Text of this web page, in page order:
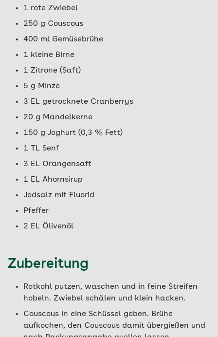
1 rote Zwiebel
250 g Couscous
400 ml Gemüsebrühe
1 kleine Birne
1 Zitrone (Saft)
5 g Minze
3 EL getrocknete Cranberrys
20 g Mandelkerne
150 g Joghurt (0,3 % Fett)
1 TL Senf
3 EL Orangensaft
1 EL Ahornsirup
Jodsalz mit Fluorid
Pfeffer
2 EL Ölivenöl
Zubereitung
Rotkohl putzen, waschen und in feine Streifen
hobeln. Zwiebel schälen und klein hacken.
Couscous in eine Schüssel geben. Brühe
aufkochen, den Couscous damit übergießen und